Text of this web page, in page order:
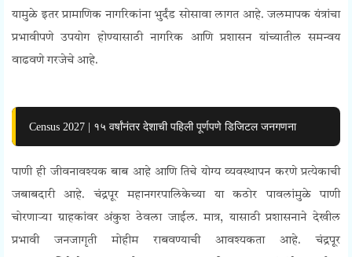
यामुळे इतर प्रामाणिक नागरिकांना भुर्दंड सोसावा लागत आहे. जलमापक यंत्रांचा
प्रभावीपणे उपयोग होण्यासाठी नागरिक आणि प्रशासन यांच्यातील समन्वय
वाढवणे गरजेचे आहे.
Census 2027 | १५ वर्षांनंतर देशाची पहिली पूर्णपणे डिजिटल जनगणना
पाणी ही जीवनावश्यक बाब आहे आणि तिचे योग्य व्यवस्थापन करणे प्रत्येकाची
जबाबदारी आहे. चंद्रपूर महानगरपालिकेच्या या कठोर पावलांमुळे पाणी
चोरणाऱ्या ग्राहकांवर अंकुश ठेवला जाईल. मात्र, यासाठी प्रशासनाने देखील
प्रभावी जनजागृती मोहीम राबवण्याची आवश्यकता आहे.चंद्रपूर